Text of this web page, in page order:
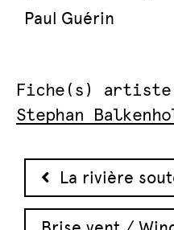
Paul Guérin
Fiche(s)
Stephan
La rivière